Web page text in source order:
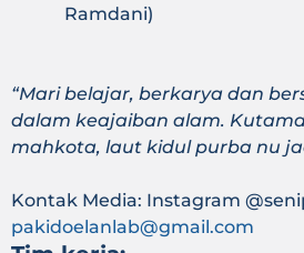
Ramdani)
“Mari belajar, berkarya dan
dalam keajaiban alam.
mahkota, laut kidul purba nu
Kontak Media: Instagram
pakidoelanlab@gmail.com